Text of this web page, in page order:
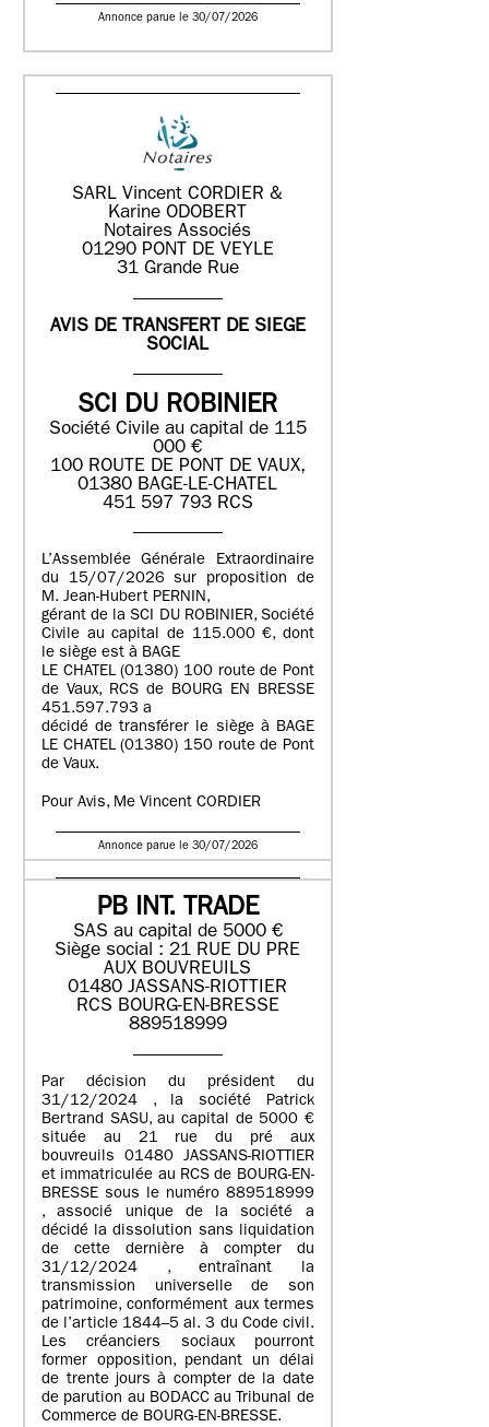
Annonce parue le 30/07/2026
SARL Vincent CORDIER &
Karine ODOBERT
Notaires Associés
01290 PONT DE VEYLE
31 Grande Rue
AVIS DE TRANSFERT DE SIEGE
SOCIAL
SCI DU ROBINIER
Société Civile au capital de 115
000 €
100 ROUTE DE PONT DE VAUX,
01380 BAGE-LE-CHATEL
451 597 793 RCS
L’Assemblée Générale Extraordinaire
du 15/07/2026 sur proposition de
M. Jean-Hubert PERNIN,
gérant de la SCI DU ROBINIER, Société
Civile au capital de 115.000 €, dont
le siège est à BAGE
LE CHATEL (01380) 100 route de Pont
de Vaux, RCS de BOURG EN BRESSE
451.597.793 a
décidé de transférer le siège à BAGE
LE CHATEL (01380) 150 route de Pont
de Vaux.
Pour Avis, Me Vincent CORDIER
Annonce parue le 30/07/2026
PB INT. TRADE
SAS au capital de 5000 €
Siège social : 21 RUE DU PRE
AUX BOUVREUILS
01480 JASSANS-RIOTTIER
RCS BOURG-EN-BRESSE
889518999
Par décision du président du
31/12/2024 , la société Patrick
Bertrand SASU, au capital de 5000 €
située au 21 rue du pré aux
bouvreuils 01480 JASSANS-RIOTTIER
et immatriculée au RCS de BOURG-EN-
BRESSE sous le numéro 889518999
, associé unique de la société a
décidé la dissolution sans liquidation
de cette dernière à compter du
31/12/2024 , entraînant la
transmission universelle de son
patrimoine, conformément aux termes
de l’article 1844–5 al. 3 du Code civil.
Les créanciers sociaux pourront
former opposition, pendant un délai
de trente jours à compter de la date
de parution au BODACC au Tribunal de
Commerce de BOURG-EN-BRESSE.